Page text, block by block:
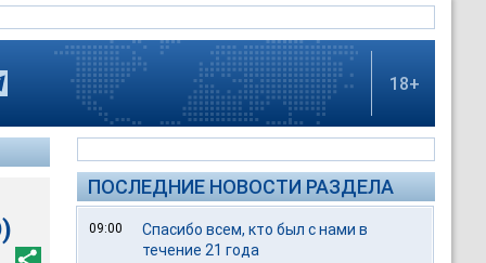
18+
ПОСЛЕДНИЕ НОВОСТИ РАЗДЕЛА
09:00
Спасибо всем, кто был с нами в
течение 21 года